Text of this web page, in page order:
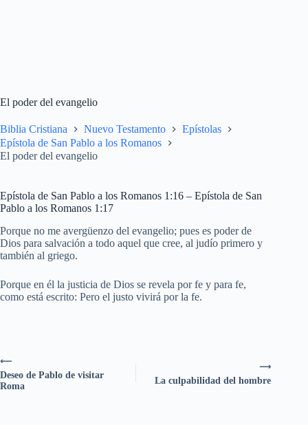
El poder del evangelio
Biblia Cristiana Nuevo Testamento
Epístolas
Epístola de San Pablo a los Romanos
El poder del evangelio
Epístola de San Pablo a los Romanos 1:16 – Epístola de San
Pablo a los Romanos 1:17
Porque no me avergüenzo del evangelio; pues es poder de
Dios para salvación a todo aquel que cree, al judío primero y
también al griego.
Porque en él la justicia de Dios se revela por fe y para fe,
como está escrito: Pero el justo vivirá por la fe.
⟶
La culpabilidad del hombre
⟵
Deseo de Pablo de visitar
Roma